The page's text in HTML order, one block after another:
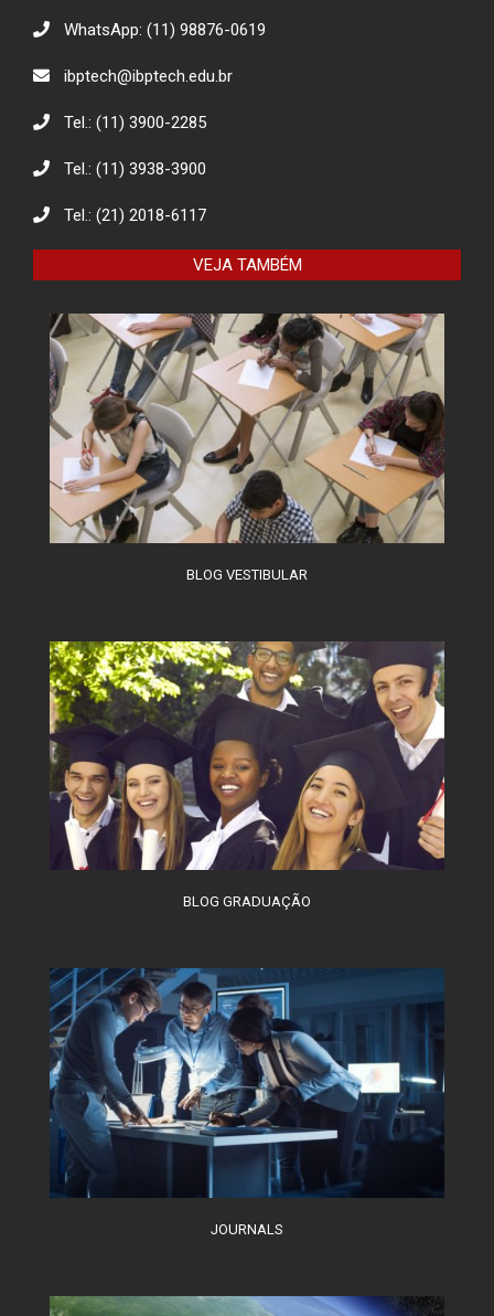
Descarte Sustentável de Pilhas e
Baterias
Eco Eletrônicos: Promovendo a
Responsável
O combate à desinformação na
WhatsApp: (11) 98876-0619
ibptech@ibptech.edu.br
Tel.: (11) 3900-2285
Tel.: (11) 3938-3900
Tel.: (21) 2018-6117
VEJA TAMBÉM
BLOG VESTIBULAR
BLOG GRADUAÇÃO
JOURNALS